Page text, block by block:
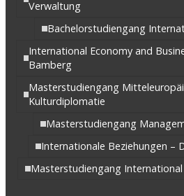
Verwaltung
Bachelorstudiengang
International Economy and
Bamberg
Masterstudiengang
Kulturdiplomatie
Masterstudiengang
Internationale Beziehungen –
Masterstudiengang International